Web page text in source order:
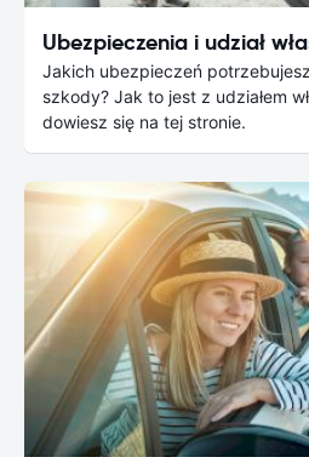
Ubezpieczenia i udział
Jakich ubezpieczeń
szkody? Jak to jest z udziałem
dowiesz się na tej stronie.